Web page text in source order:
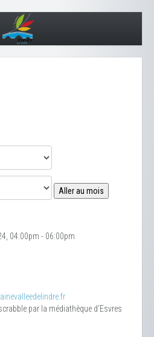
Aller au mois
04:00pm - 06:00pm
par la médiathèque d’Esvres